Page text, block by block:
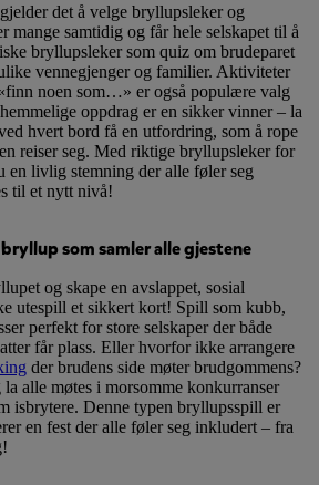
det å velge bryllupsleker og
mange samtidig og får hele selskapet til å
bryllupsleker som quiz om brudeparet
vennegjenger og familier. Aktiviteter
noen som…» er også populære valg
oppdrag er en sikker vinner – la
hvert bord få en utfordring, som å rope
reiser seg. Med riktige bryllupsleker for
en livlig stemning der alle føler seg
til et nytt nivå!
som samler alle gjestene
og skape en avslappet, sosial
utespill et sikkert kort! Spill som kubb,
perfekt for store selskaper der både
får plass. Eller hvorfor ikke arrangere
der brudens side møter brudgommens?
alle møtes i morsomme konkurranser
isbrytere. Denne typen bryllupsspill er
en fest der alle føler seg inkludert – fra